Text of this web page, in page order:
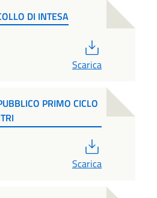
DI INTESA
Scarica
PRIMO CICLO
Scarica